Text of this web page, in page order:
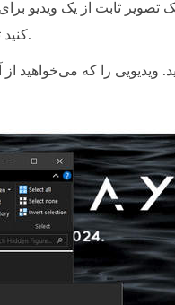
تصویر ثابت از یک ویدیو
کنید تا اسکرین شات شما برای انتقال آسان به نرم افزار ویرایش سند یا تصویر ذخیره شود.